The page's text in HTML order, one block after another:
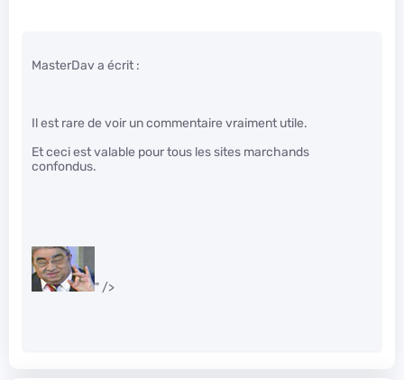
MasterDav a écrit :
Il est rare de voir un commentaire vraiment utile.
Et ceci est valable pour tous les sites marchands
confondus.
" />